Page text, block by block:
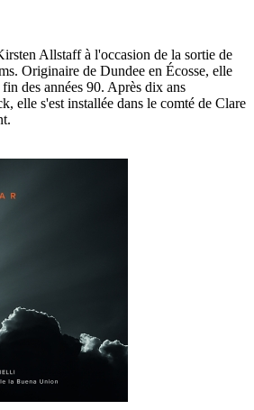
Allstaff à l'occasion de la sortie de
Originaire de Dundee en Écosse, elle
des années 90. Après dix ans
elle s'est installée dans le comté de Clare